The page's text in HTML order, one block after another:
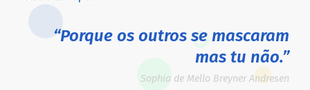
“Porque os outros se mascaram
mas tu não.”
Sophia de Mello Breyner Andresen